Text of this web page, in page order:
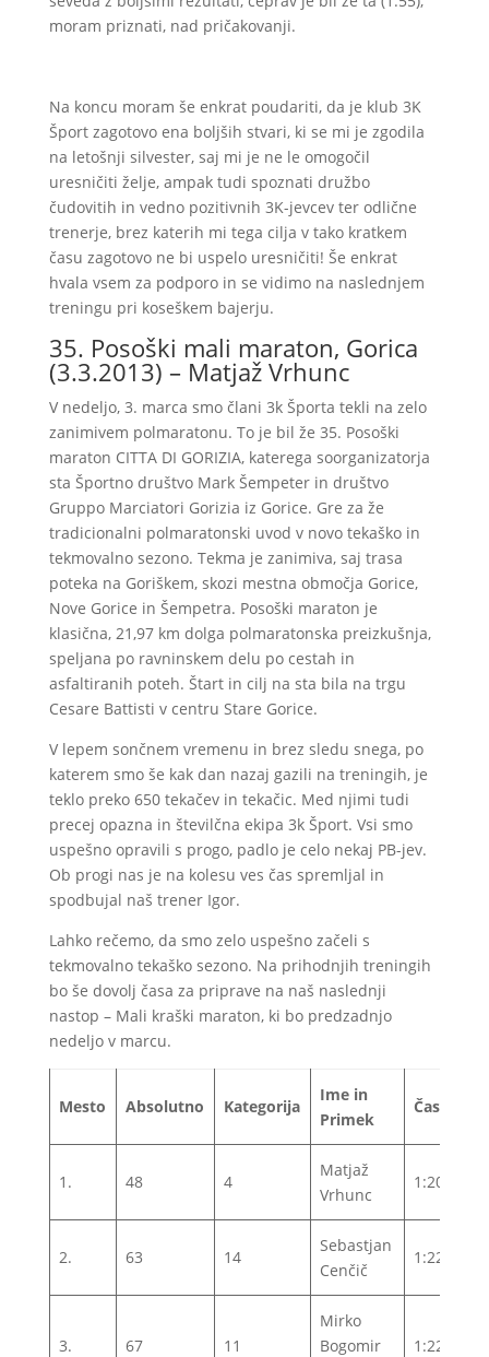
moram priznati, nad pričakovanji.
Na koncu moram še enkrat poudariti, da je klub 3K
Šport zagotovo ena boljših stvari, ki se mi je zgodila
na letošnji silvester, saj mi je ne le omogočil
uresničiti želje, ampak tudi spoznati družbo
čudovitih in vedno pozitivnih 3K-jevcev ter odlične
trenerje, brez katerih mi tega cilja v tako kratkem
času zagotovo ne bi uspelo uresničiti! Še enkrat
hvala vsem za podporo in se vidimo na naslednjem
treningu pri koseškem bajerju.
35. Posoški mali maraton, Gorica
(3.3.2013) – Matjaž Vrhunc
V nedeljo, 3. marca smo člani 3k Športa tekli na zelo
zanimivem polmaratonu. To je bil že 35. Posoški
maraton CITTA DI GORIZIA, katerega soorganizatorja
sta Športno društvo Mark Šempeter in društvo
Gruppo Marciatori Gorizia iz Gorice. Gre za že
tradicionalni polmaratonski uvod v novo tekaško in
tekmovalno sezono. Tekma je zanimiva, saj trasa
poteka na Goriškem, skozi mestna območja Gorice,
Nove Gorice in Šempetra. Posoški maraton je
klasična, 21,97 km dolga polmaratonska preizkušnja,
speljana po ravninskem delu po cestah in
asfaltiranih poteh. Štart in cilj na sta bila na trgu
Cesare Battisti v centru Stare Gorice.
V lepem sončnem vremenu in brez sledu snega, po
katerem smo še kak dan nazaj gazili na treningih, je
teklo preko 650 tekačev in tekačic. Med njimi tudi
precej opazna in številčna ekipa 3k Šport. Vsi smo
uspešno opravili s progo, padlo je celo nekaj PB-jev.
Ob progi nas je na kolesu ves čas spremljal in
spodbujal naš trener Igor.
Lahko rečemo, da smo zelo uspešno začeli s
tekmovalno tekaško sezono. Na prihodnjih treningih
bo še dovolj časa za priprave na naš naslednji
nastop – Mali kraški maraton, ki bo predzadnjo
nedeljo v marcu.
Mesto Absolutno Kategorija
Ime in
Primek
Čas
1. 48 4
Matjaž
Vrhunc
1:20:57
2. 63 14
Sebastjan
Cenčič
1:22:20
3. 67 11
Mirko
Bogomir
1:22:39